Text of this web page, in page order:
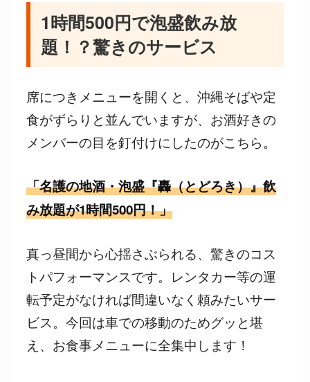
1時間500円で泡盛飲み放
題！？驚きのサービス
席につきメニューを開くと、沖縄そばや定
食がずらりと並んでいますが、お酒好きの
メンバーの目を釘付けにしたのがこちら。
「名護の地酒・泡盛『轟（とどろき）』飲
み放題が1時間500円！」
真っ昼間から心揺さぶられる、驚きのコス
トパフォーマンスです。レンタカー等の運
転予定がなければ間違いなく頼みたいサー
ビス。今回は車での移動のためグッと堪
え、お食事メニューに全集中します！